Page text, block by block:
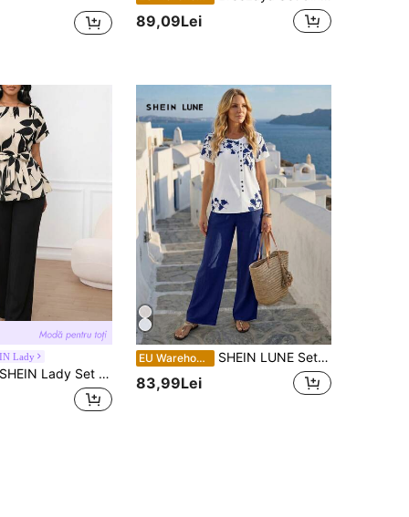
89,09Lei
Lady
SHEIN Lady Set de 2 piese pentru femei, cămașă cu mâneci tip aripioară și pantaloni, cu imprimeu floral, ținută de vară pentru femei
EU Warehouse SHEIN LUNE Set de pantaloni largi cu mâneci scurte și cu mâneci scurte cu gât rotund pentru femei pentru ținute de vară în două piese
83,99Lei